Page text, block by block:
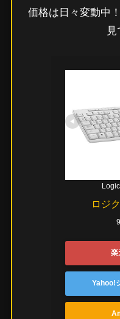
価格は日々変動中
見
ロジ
楽
Yahoo!